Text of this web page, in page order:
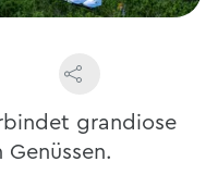
grandiose